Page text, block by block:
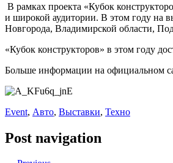
В рамках проекта «Кубок
и широкой аудитории. В этом году на
Новгорода, Владимирской области,
«Кубок конструкторов» в этом году
Больше информации на официальном
Event, Авто, Выставки, Техно
Post navigation